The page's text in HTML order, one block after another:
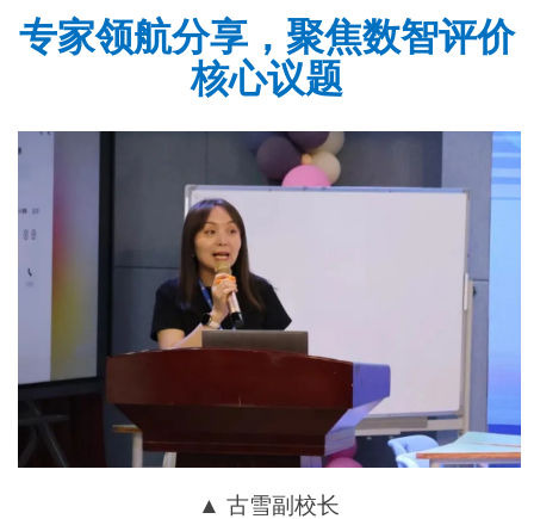
专家领航分享，聚焦数智评价
核心议题
▲ 古雪副校长